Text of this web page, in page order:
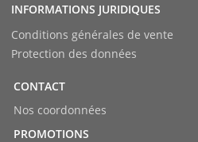
INFORMATIONS JURIDIQUES
Conditions générales de vente
Protection des données
CONTACT
Nos coordonnées
PROMOTIONS